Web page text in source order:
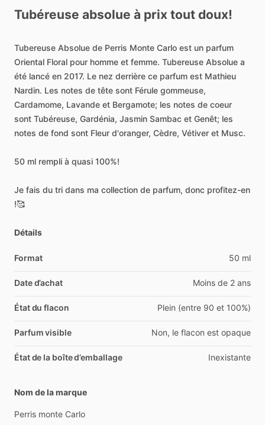
Tubéreuse absolue à prix tout doux!
Tubereuse Absolue de Perris Monte Carlo est un parfum
Oriental Floral pour homme et femme. Tubereuse Absolue a
été lancé en 2017. Le nez derrière ce parfum est Mathieu
Nardin. Les notes de tête sont Férule gommeuse,
Cardamome, Lavande et Bergamote; les notes de coeur
sont Tubéreuse, Gardénia, Jasmin Sambac et Genêt; les
notes de fond sont Fleur d'oranger, Cèdre, Vétiver et Musc.
50 ml rempli à quasi 100%!
Je fais du tri dans ma collection de parfum, donc profitez-en
!🥰
Détails
Format 50 ml
Date d’achat Moins de 2 ans
État du flacon Plein (entre 90 et 100%)
Parfum visible Non, le flacon est opaque
État de la boîte d’emballage Inexistante
Nom de la marque
Perris monte Carlo